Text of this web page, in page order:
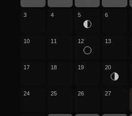
3 4 5 6
10 11 12 13
17 18 19 20
24 25 26 27